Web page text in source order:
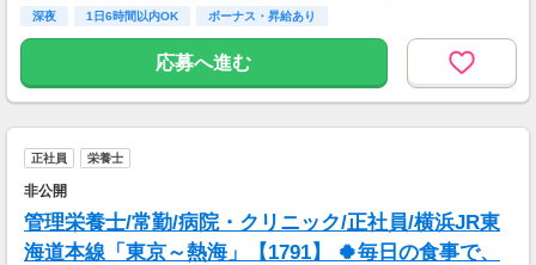
深夜
1日6時間以内OK ボーナス・昇給あり
応募へ進む
正社員 栄養士
非公開
管理栄養士/常勤/病院・クリニック/正社員/横浜JR東
海道本線「東京～熱海」【1791】 🍀毎日の食事で、